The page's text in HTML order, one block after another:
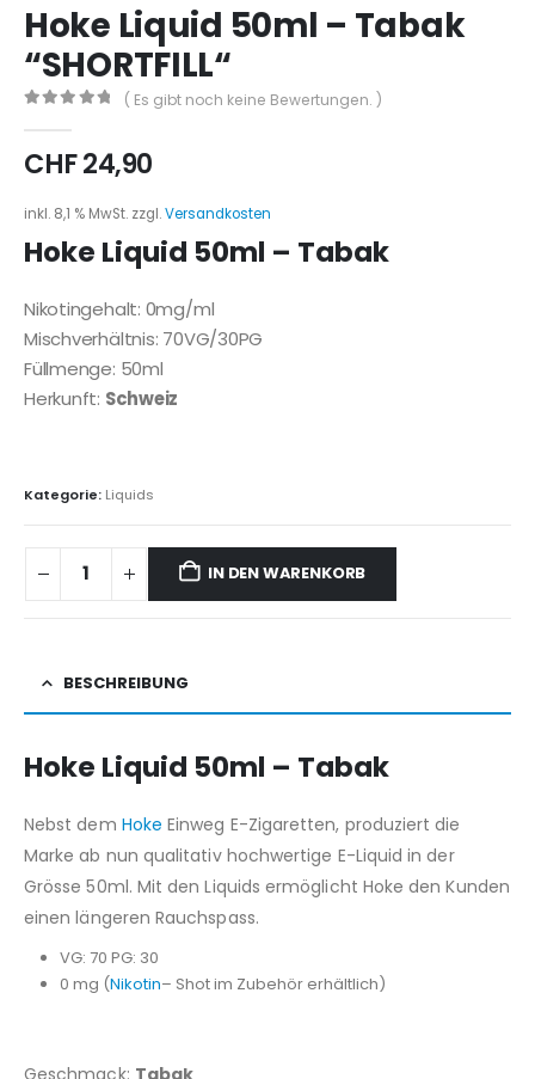
Hoke Liquid 50ml – Tabak
“SHORTFILL“
( Es gibt noch keine Bewertungen. )
CHF24,90
inkl. 8,1 % MwSt. zzgl.Versandkosten
Hoke Liquid 50ml – Tabak
Nikotingehalt: 0mg/ml
Mischverhältnis: 70VG/30PG
Füllmenge: 50ml
Herkunft: Schweiz
Kategorie: Liquids
IN DEN WARENKORB
BESCHREIBUNG
Hoke Liquid 50ml – Tabak
Nebst dem Hoke Einweg E-Zigaretten, produziert die
Marke ab nun qualitativ hochwertige E-Liquid in der
Grösse 50ml. Mit den Liquids ermöglicht Hoke den Kunden
einen längeren Rauchspass.
VG: 70 PG: 30
0 mg (Nikotin– Shot im Zubehör erhältlich)